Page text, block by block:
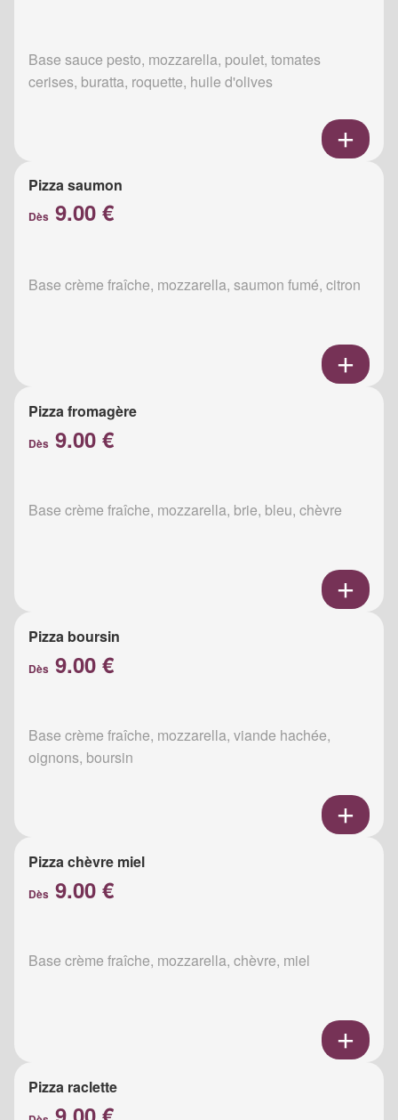
Base sauce pesto, mozzarella, poulet, tomates
cerises, buratta, roquette, huile d'olives
Pizza saumon
Dès 9.00 €
Base crème fraîche, mozzarella, saumon fumé, citron
Pizza fromagère
Dès 9.00 €
Base crème fraîche, mozzarella, brie, bleu, chèvre
Pizza boursin
Dès 9.00 €
Base crème fraîche, mozzarella, viande hachée,
oignons, boursin
Pizza chèvre miel
Dès 9.00 €
Base crème fraîche, mozzarella, chèvre, miel
Pizza raclette